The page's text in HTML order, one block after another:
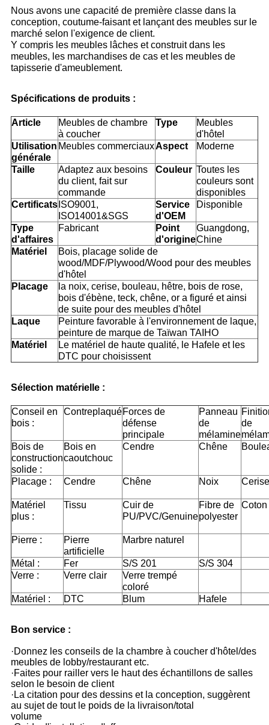
Nous avons une capacité de première classe dans la
conception, coutume-faisant et lançant des meubles sur le
marché selon l'exigence de client.
Y compris les meubles lâches et construit dans les
meubles, les marchandises de cas et les meubles de
tapisserie d'ameublement.
Spécifications de produits :
Article
Meubles de chambre
à coucher
Type
Meubles
d'hôtel
Utilisation
générale
Meubles commerciauxAspect Moderne
Taille
Adaptez aux besoins
du client, fait sur
commande
Couleur Toutes les
couleurs sont
disponibles
Certificats ISO9001,
ISO14001&SGS
Service
d'OEM
Disponible
Type
d'affaires
Fabricant
Point
d'origine
Guangdong,
Chine
Matériel
Bois, placage solide de
wood/MDF/Plywood/Wood pour des meubles
d'hôtel
Placage
la noix, cerise, bouleau, hêtre, bois de rose,
bois d'ébène, teck, chêne, or a figuré et ainsi
de suite pour des meubles d'hôtel
Laque
Peinture favorable à l'environnement de laque,
peinture de marque de Taïwan TAIHO
Matériel
Le matériel de haute qualité, le Hafele et les
DTC pour choisissent
Sélection matérielle :
Conseil en
bois :
ContreplaquéForces de
défense
principale
Panneau
de
mélamine
de
Bois de
construction
solide :
Bois en
caoutchouc
Cendre Chêne
Placage : Cendre Chêne Noix Cerise
Matériel
plus :
Tissu
Cuir de
PU/PVC/Genuine
Fibre de
polyester
Coton
Pierre :
Pierre
artificielle
Marbre naturel
Métal : Fer S/S 201
S/S 304
Verre :
Verre clair
Verre trempé
coloré
Matériel :
DTC Blum Hafele
Bon service :
·Donnez les conseils de la chambre à coucher d'hôtel/des
meubles de lobby/restaurant etc.
·Faites pour railler vers le haut des échantillons de salles
selon le besoin de client
·La citation pour des dessins et la conception, suggèrent
au sujet de tout le poids de la livraison/total
volume